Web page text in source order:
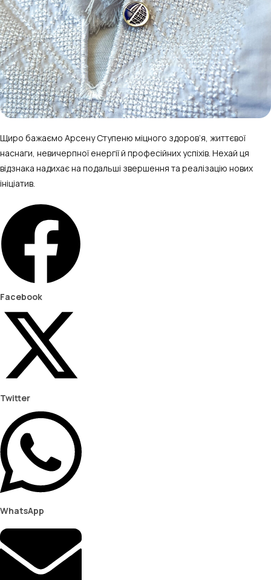
Щиро бажаємо Арсену Ступеню міцного здоров’я, життєвої
наснаги, невичерпної енергії й професійних успіхів. Нехай ця
відзнака надихає на подальші звершення та реалізацію нових
ініціатив.
Facebook
Twitter
WhatsApp